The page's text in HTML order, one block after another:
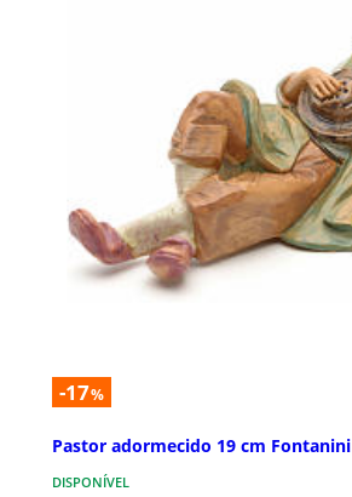
-17%
Pastor adormecido 19 cm Fontanini
DISPONÍVEL